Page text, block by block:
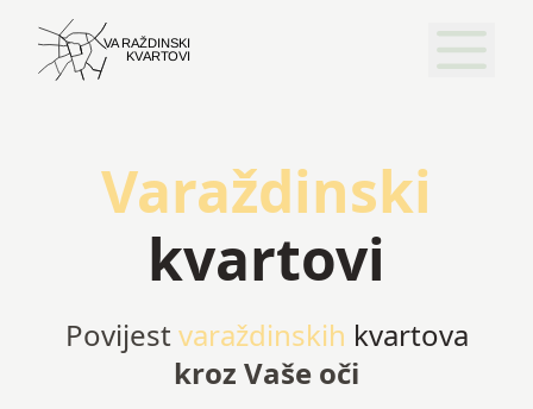
Varaždinski
kvartovi
Povijestvaraždinskih kvartova
kroz Vaše oči